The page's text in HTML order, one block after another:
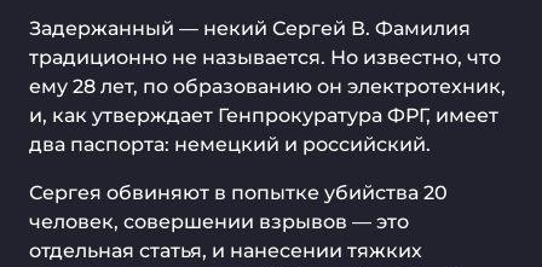
Задержанный — некий Сергей В. Фамилия
традиционно не называется. Но известно, что
ему 28 лет, по образованию он электротехник,
и, как утверждает Генпрокуратура ФРГ, имеет
два паспорта: немецкий и российский.
Сергея обвиняют в попытке убийства 20
человек, совершении взрывов — это
отдельная статья, и нанесении тяжких